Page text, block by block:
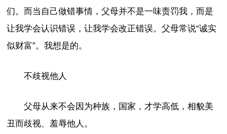
们。而当自己做错事情，父母并不是一味责罚我，而是
让我学会认识错误，让我学会改正错误。父母常说“诚实
似财富”。我想是的。
不歧视他人
父母从来不会因为种族，国家，才学高低，相貌美
丑而歧视、羞辱他人。